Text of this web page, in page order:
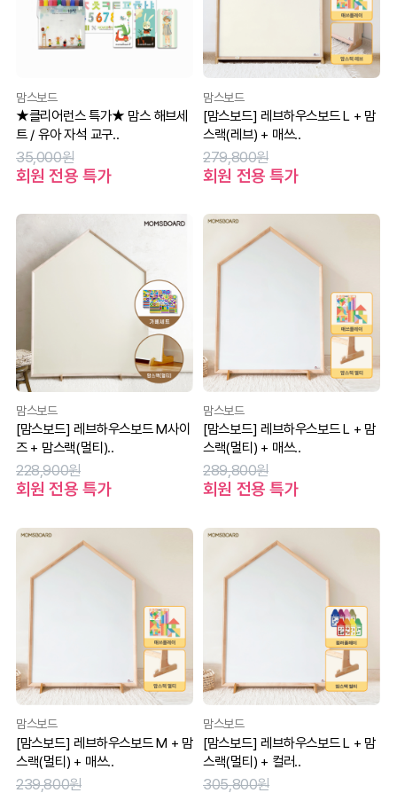
맘스보드
★클리어런스 특가★ 맘스 해브세
트 / 유아 자석 교구..
35,000원
회원 전용 특가
맘스보드
[맘스보드] 레브하우스보드 L + 맘
스랙(레브) + 매쓰..
279,800원
회원 전용 특가
맘스보드
[맘스보드] 레브하우스보드 M사이
즈 + 맘스랙(멀티)..
228,900원
회원 전용 특가
맘스보드
[맘스보드] 레브하우스보드 L + 맘
스랙(멀티) + 매쓰..
289,800원
회원 전용 특가
맘스보드
[맘스보드] 레브하우스보드 M + 맘
스랙(멀티) + 매쓰..
239,800원
맘스보드
[맘스보드] 레브하우스보드 L + 맘
스랙(멀티) + 컬러..
305,800원